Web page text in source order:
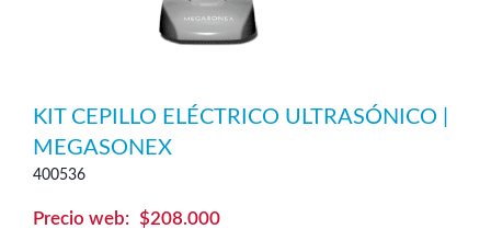
KIT CEPILLO ELÉCTRICO ULTRASÓNICO |
MEGASONEX
400536
$208.000